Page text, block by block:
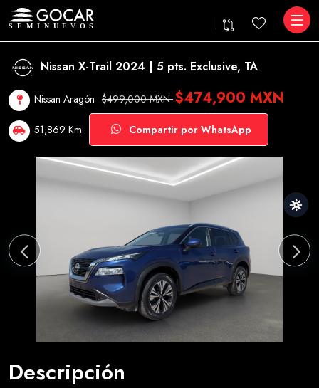
Nissan X-Trail 2024 | 5 pts. Exclusive, TA
Nissan Aragón $499,000 MXN$474,900 MXN
51,869 Km Compartir por WhatsApp
Descripción